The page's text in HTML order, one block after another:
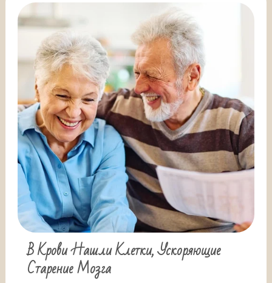
В Крови Нашли Клетки, Ускоряющие
Старение Мозга